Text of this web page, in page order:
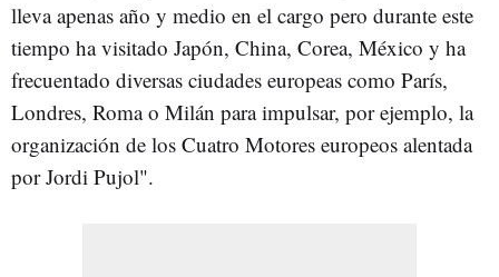
lleva apenas año y medio en el cargo pero durante este
tiempo ha visitado Japón, China, Corea, México y ha
frecuentado diversas ciudades europeas como París,
Londres, Roma o Milán para impulsar, por ejemplo, la
organización de los Cuatro Motores europeos alentada
por Jordi Pujol".